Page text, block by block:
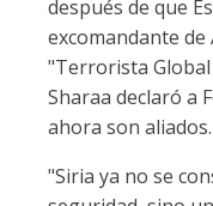
después de que
excomandante de
"Terrorista Global
Sharaa declaró a
ahora son aliados.
"Siria ya no se